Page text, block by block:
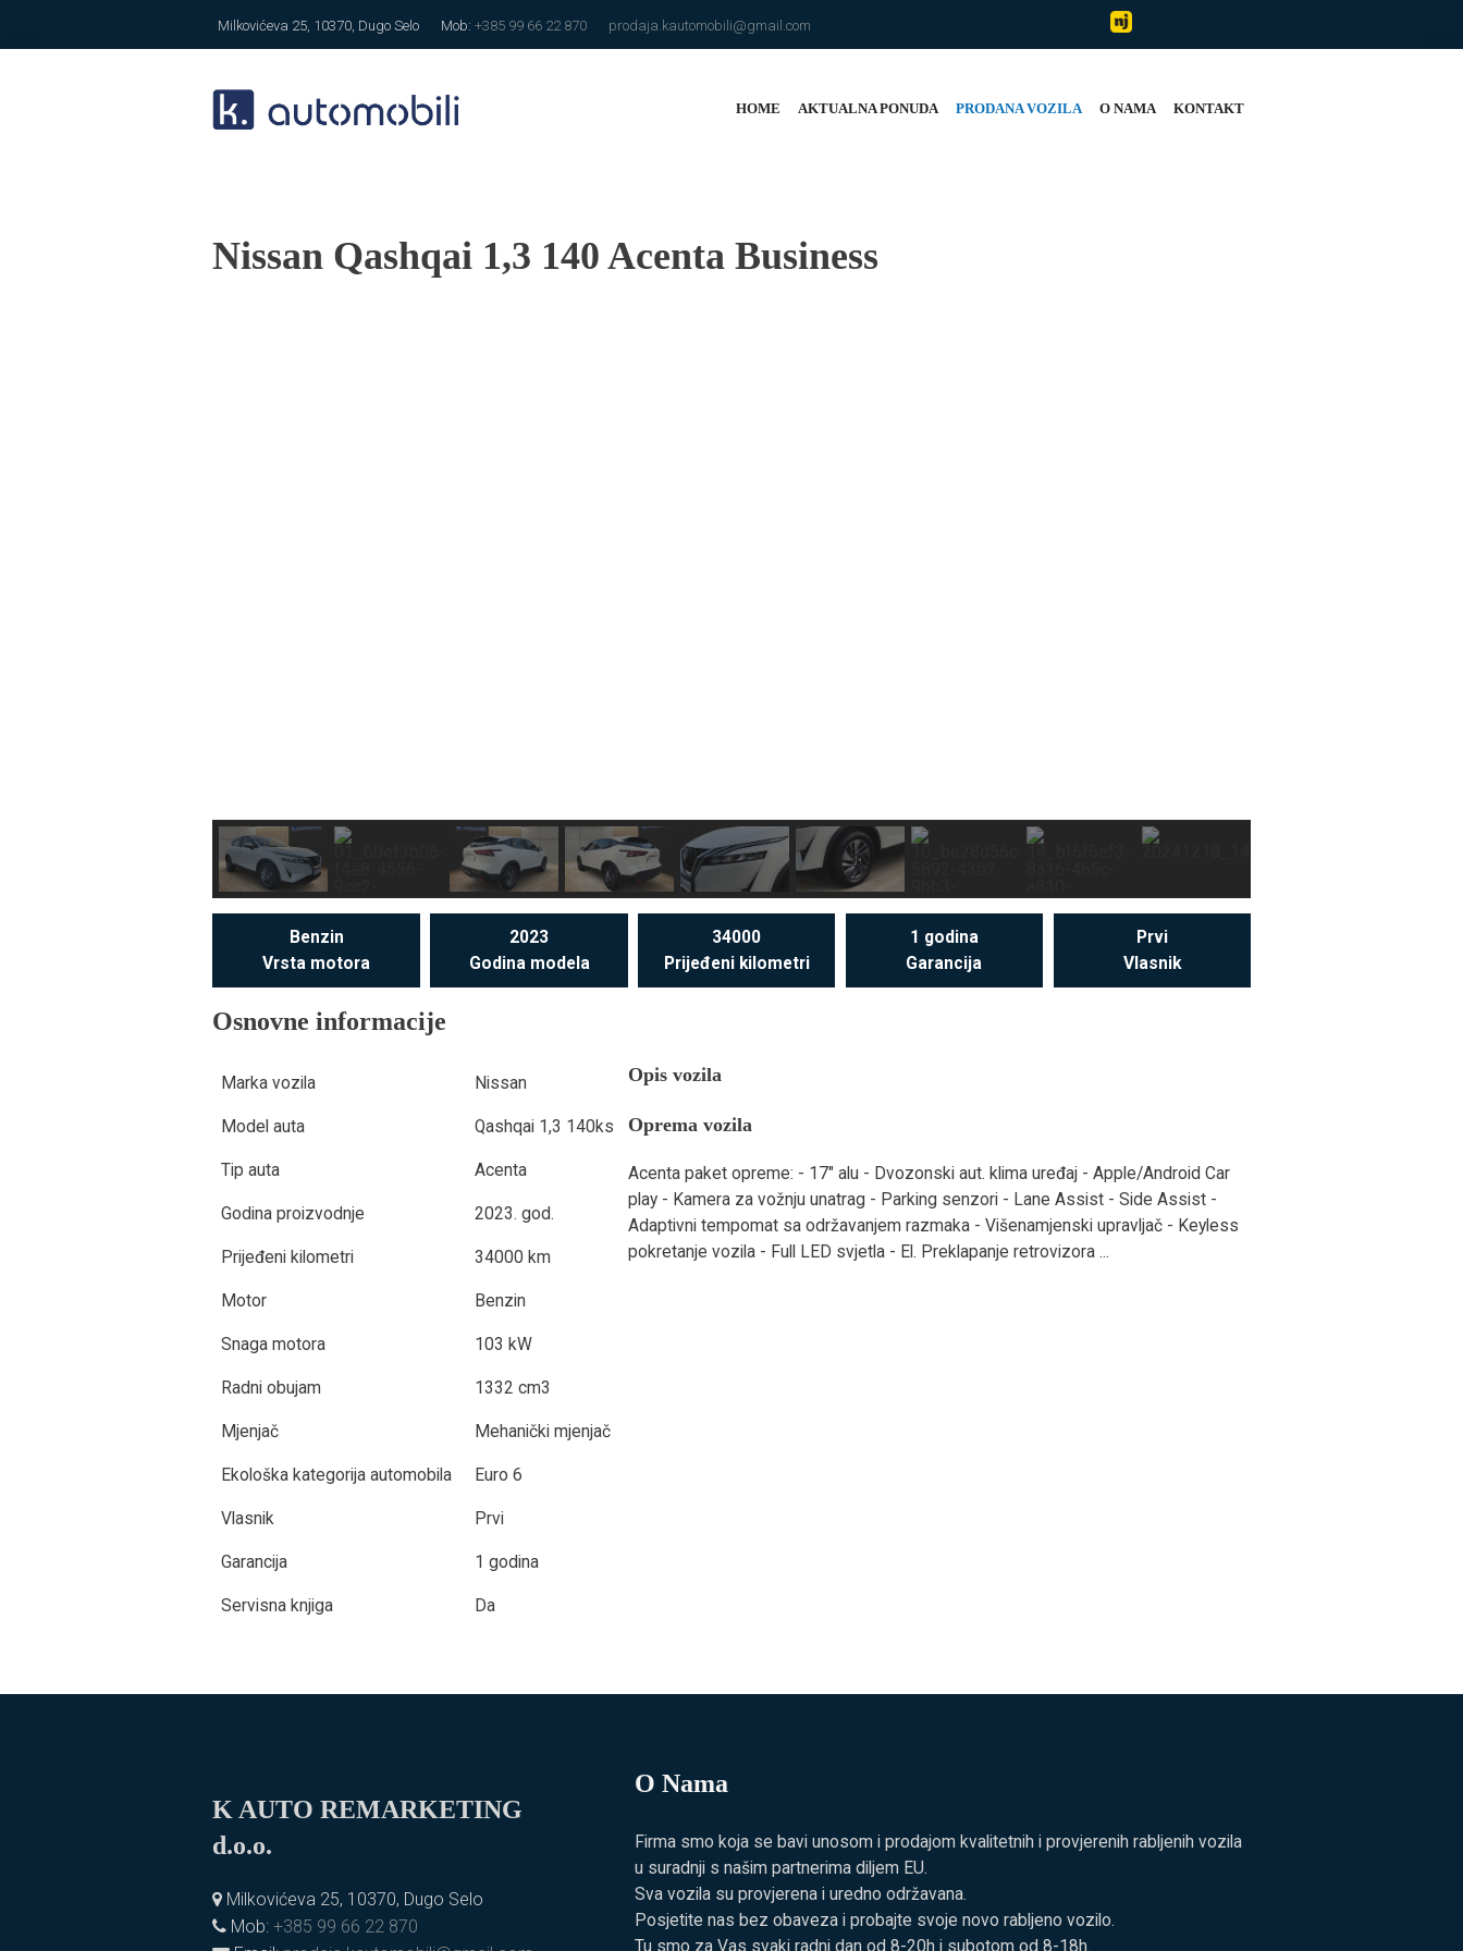
Milkovićeva 25, 10370, Dugo Selo Mob:+385 99 66 22 870 prodaja.kautomobili@gmail.com
HOME AKTUALNA PONUDA PRODANA VOZILA O NAMA KONTAKT
Nissan Qashqai 1,3 140 Acenta Business
Benzin
Vrsta motora
2023
Godina modela
34000
Prijeđeni kilometri
1 godina
Garancija
Prvi
Vlasnik
Osnovne informacije
Marka vozila Nissan
Model auta Qashqai 1,3 140ks
Tip auta Acenta
Godina proizvodnje 2023. god.
Prijeđeni kilometri 34000 km
Motor Benzin
Snaga motora 103 kW
Radni obujam 1332 cm3
Mjenjač Mehanički mjenjač
Ekološka kategorija automobila Euro 6
Vlasnik Prvi
Garancija 1 godina
Servisna knjiga Da
Opis vozila
Oprema vozila
Acenta paket opreme: - 17" alu - Dvozonski aut. klima uređaj - Apple/Android Car
play - Kamera za vožnju unatrag - Parking senzori - Lane Assist - Side Assist -
Adaptivni tempomat sa održavanjem razmaka - Višenamjenski upravljač - Keyless
pokretanje vozila - Full LED svjetla - El. Preklapanje retrovizora ...
K AUTO REMARKETING
d.o.o.
Milkovićeva 25, 10370, Dugo Selo
Mob:+385 99 66 22 870
O Nama
Firma smo koja se bavi unosom i prodajom kvalitetnih i provjerenih rabljenih vozila
u suradnji s našim partnerima diljem EU.
Sva vozila su provjerena i uredno održavana.
Posjetite nas bez obaveza i probajte svoje novo rabljeno vozilo.
Tu smo za Vas svaki radni dan od 8-20h i subotom od 8-18h.